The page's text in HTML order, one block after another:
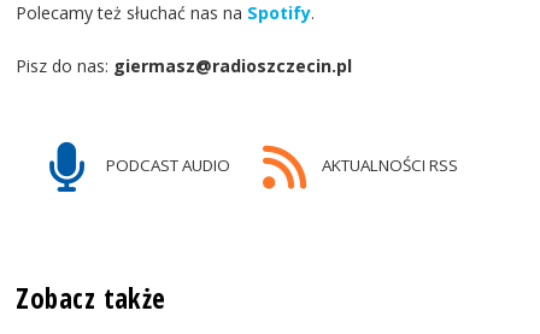
Polecamy też słuchać nas na Spotify.
Pisz do nas: giermasz@radioszczecin.pl
PODCAST AUDIO AKTUALNOŚCI RSS
Zobacz także